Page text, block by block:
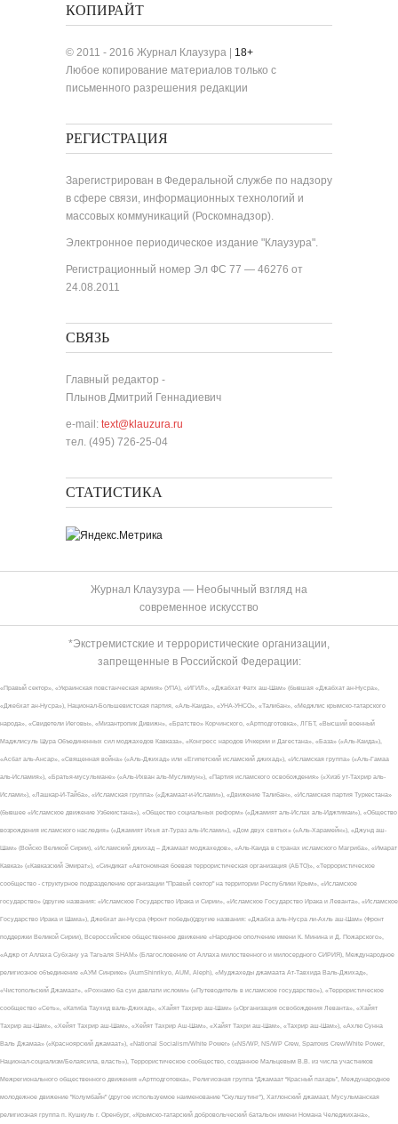
КОПИРАЙТ
© 2011 - 2016 Журнал Клаузура | 18+
Любое копирование материалов только с
письменного разрешения редакции
РЕГИСТРАЦИЯ
Зарегистрирован в Федеральной службе по надзору
в сфере связи, информационных технологий и
массовых коммуникаций (Роскомнадзор).
Электронное периодическое издание "Клаузура".
Регистрационный номер Эл ФС 77 — 46276 от
24.08.2011
СВЯЗЬ
Главный редактор -
Плынов Дмитрий Геннадиевич
e-mail: text@klauzura.ru
тел. (495) 726-25-04
СТАТИСТИКА
Журнал Клаузура — Необычный взгляд на
современное искусство
*Экстремистские и террористические организации,
запрещенные в Российской Федерации:
«Правый сектор», «Украинская повстанческая армия» (УПА), «ИГИЛ», «Джабхат Фатх аш-Шам» (бывшая «Джабхат ан-Нусра»,
«Джебхат ан-Нусра»), Национал-Большевистская партия, «Аль-Каида», «УНА-УНСО», «Талибан», «Меджлис крымско-татарского
народа», «Свидетели Иеговы», «Мизантропик Дивижн», «Братство» Корчинского, «Артподготовка», ЛГБТ, «Высший военный
Маджлисуль Шура Объединенных сил моджахедов Кавказа», «Конгресс народов Ичкерии и Дагестана», «База» («Аль-Каида»),
«Асбат аль-Ансар», «Священная война» («Аль-Джихад» или «Египетский исламский джихад»), «Исламская группа» («Аль-Гамаа
аль-Исламия»), «Братья-мусульмане» («Аль-Ихван аль-Муслимун»), «Партия исламского освобождения» («Хизб ут-Тахрир аль-
Ислами»), «Лашкар-И-Тайба», «Исламская группа» («Джамаат-и-Ислами»), «Движение Талибан», «Исламская партия Туркестана»
(бывшее «Исламское движение Узбекистана»), «Общество социальных реформ» («Джамият аль-Ислах аль-Иджтимаи»), «Общество
возрождения исламского наследия» («Джамият Ихья ат-Тураз аль-Ислами»), «Дом двух святых» («Аль-Харамейн»), «Джунд аш-
Шам» (Войско Великой Сирии), «Исламский джихад – Джамаат моджахедов», «Аль-Каида в странах исламского Магриба», «Имарат
Кавказ» («Кавказский Эмират»), «Синдикат «Автономная боевая террористическая организация (АБТО)», «Террористическое
сообщество - структурное подразделение организации "Правый сектор" на территории Республики Крым», «Исламское
государство» (другие названия: «Исламское Государство Ирака и Сирии», «Исламское Государство Ирака и Леванта», «Исламское
Государство Ирака и Шама»), Джебхат ан-Нусра (Фронт победы)(другие названия: «Джабха аль-Нусра ли-Ахль аш-Шам» (Фронт
поддержки Великой Сирии), Всероссийское общественное движение «Народное ополчение имени К. Минина и Д. Пожарского»,
«Аджр от Аллаха Субхану уа Тагьаля SHAM» (Благословение от Аллаха милоственного и милосердного СИРИЯ), Международное
религиозное объединение «АУМ Синрике» (AumShinrikyo, AUM, Aleph), «Муджахеды джамаата Ат-Тавхида Валь-Джихад»,
«Чистопольский Джамаат», «Рохнамо ба суи давлати исломи» («Путеводитель в исламское государство»), «Террористическое
сообщество «Сеть», «Катиба Таухид валь-Джихад», «Хайят Тахрир аш-Шам» («Организация освобождения Леванта», «Хайят
Тахрир аш-Шам», «Хейят Тахрир аш-Шам», «Хейят Тахрир Аш-Шам», «Хайят Тахри аш-Шам», «Тахрир аш-Шам»), «Ахлю Сунна
Валь Джамаа» («Красноярский джамаат»), «National Socialism/White Power» («NS/WP, NS/WP Crew, Sparrows Crew/White Power,
Национал-социализм/Белаясила, власть»), Террористическое сообщество, созданное Мальцевым В.В. из числа участников
Межрегионального общественного движения «Артподготовка», Религиозная группа “Джамаат “Красный пахарь”, Международное
молодежное движение "Колумбайн" (другое используемое наименование "Скулшутинг"), Хатлонский джамаат, Мусульманская
религиозная группа п. Кушкуль г. Оренбург, «Крымско-татарский добровольческий батальон имени Номана Челеджихана»,